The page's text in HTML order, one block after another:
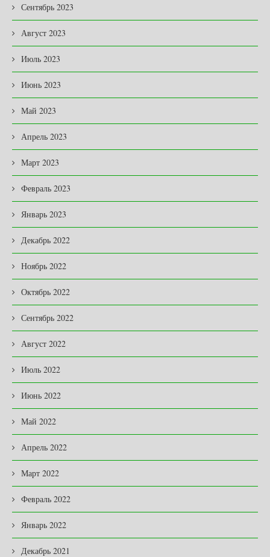
Сентябрь 2023
Август 2023
Июль 2023
Июнь 2023
Май 2023
Апрель 2023
Март 2023
Февраль 2023
Январь 2023
Декабрь 2022
Ноябрь 2022
Октябрь 2022
Сентябрь 2022
Август 2022
Июль 2022
Июнь 2022
Май 2022
Апрель 2022
Март 2022
Февраль 2022
Январь 2022
Декабрь 2021